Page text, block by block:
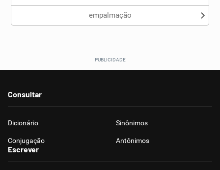
empalmação
Consultar
Dicionário Sinônimos
Conjugação Antônimos
Escrever